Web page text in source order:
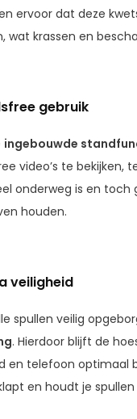
ervoor dat deze
krassen en
gebruik
ingebouwde
video’s te bekijken,
onderweg is en toch
houden.
veiligheid
spullen veilig
. Hierdoor blijft de
en telefoon optimaal
en houdt je